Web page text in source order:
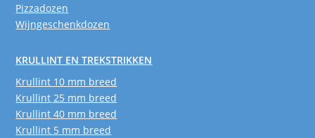
Pizzadozen
Wijngeschenkdozen
KRULLINT EN TREKSTRIKKEN
Krullint 10 mm breed
Krullint 25 mm breed
Krullint 40 mm breed
Krullint 5 mm breed